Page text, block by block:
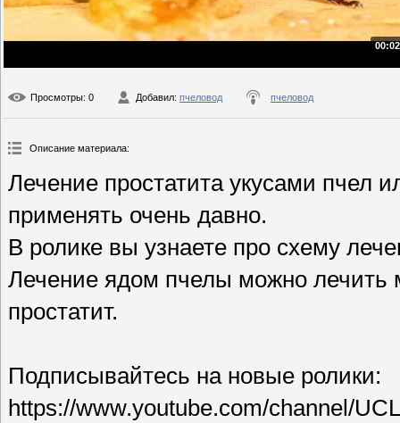
Просмотры: 0 Добавил: пчеловод пчеловод
Описание материала:
Лечение простатита укусами пчел
применять очень давно.
В ролике вы узнаете про схему
Лечение ядом пчелы можно лечить
простатит.
Подписывайтесь на новые ролики:
https://www.youtube.com/channel/